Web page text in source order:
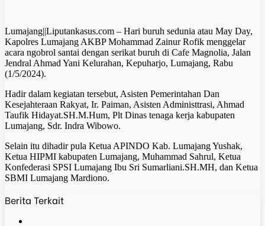
Lumajang||Liputankasus.com – Hari buruh sedunia atau May Day,
Kapolres Lumajang AKBP Mohammad Zainur Rofik menggelar
acara ngobrol santai dengan serikat buruh di Cafe Magnolia, Jalan
Jendral Ahmad Yani Kelurahan, Kepuharjo, Lumajang, Rabu
(1/5/2024).
Hadir dalam kegiatan tersebut, Asisten Pemerintahan Dan
Kesejahteraan Rakyat, Ir. Paiman, Asisten Administtrasi, Ahmad
Taufik Hidayat.SH.M.Hum, Plt Dinas tenaga kerja kabupaten
Lumajang, Sdr. Indra Wibowo.
Selain itu dihadir pula Ketua APINDO Kab. Lumajang Yushak,
Ketua HIPMI kabupaten Lumajang, Muhammad Sahrul, Ketua
Konfederasi SPSI Lumajang Ibu Sri Sumarliani.SH.MH, dan Ketua
SBMI Lumajang Mardiono.
Berita Terkait